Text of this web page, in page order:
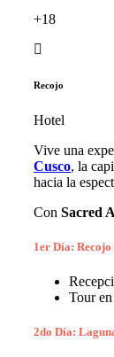
+18
Recojo
Hotel
Vive una
Cusco, la
hacia la
Con Sacred
1er Día:
Tour
2do Día: